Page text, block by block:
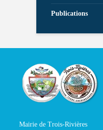
Publications
Mairie de Trois-Rivières